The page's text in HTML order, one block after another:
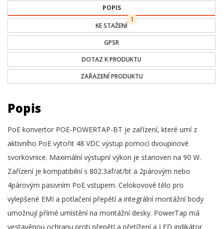
POPIS
KE STAŽENÍ
1
GPSR
DOTAZ K PRODUKTU
ZAŘAZENÍ PRODUKTU
Popis
PoE konvertor POE-POWERTAP-BT je zařízení, které umí z
aktivního PoE vytořit 48 VDC výstup pomocí dvoupinové
svorkovnice. Maximální výstupní výkon je stanoven na 90 W.
Zařízení je kompatibilní s 802.3af/at/bt a 2párovým nebo
4párovým pasivním PoE vstupem. Celokovové tělo pro
vylepšené EMI a potlačení přepětí a integrální montážní body
umožnují přímé umístění na montážní desky. PowerTap má
vestavěnou ochranu proti přepětí a přetížení a LED indikátor